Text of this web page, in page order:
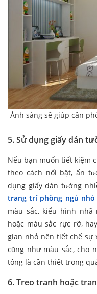
Ánh sáng sẽ giúp căn
5. Sử dụng giấy dán
Nếu bạn muốn tiết kiệm
theo cách nổi bật, ấn
dụng giấy dán tường
trang trí phòng ngủ nhỏ
màu sắc, kiểu hình
hoặc màu sắc rực rỡ,
gian nhỏ nên tiết chế sự
cũng như màu sắc, cho
tông là cần thiết trong
6. Treo tranh hoặc